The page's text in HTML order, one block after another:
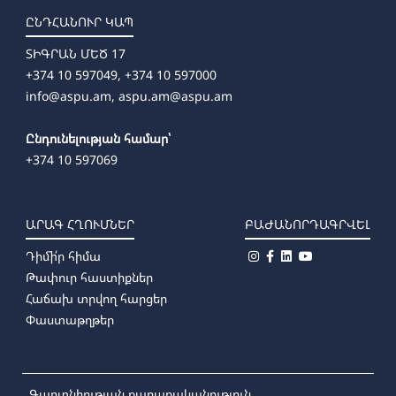
ԸՆԴՀԱՆՈՒՐ ԿԱՊ
ՏԻԳՐԱՆ ՄԵԾ 17
+374 10 597049, +374 10 597000
info@aspu.am, aspu.am@aspu.am
Ընդունելության համար՝
+374 10 597069
ԱՐԱԳ ՀՂՈՒՄՆԵՐ
Դիմի՛ր հիմա
Թափուր հաստիքներ
Հաճախ տրվող հարցեր
Փաստաթղթեր
ԲԱԺԱՆՈՐԴԱԳՐՎԵԼ